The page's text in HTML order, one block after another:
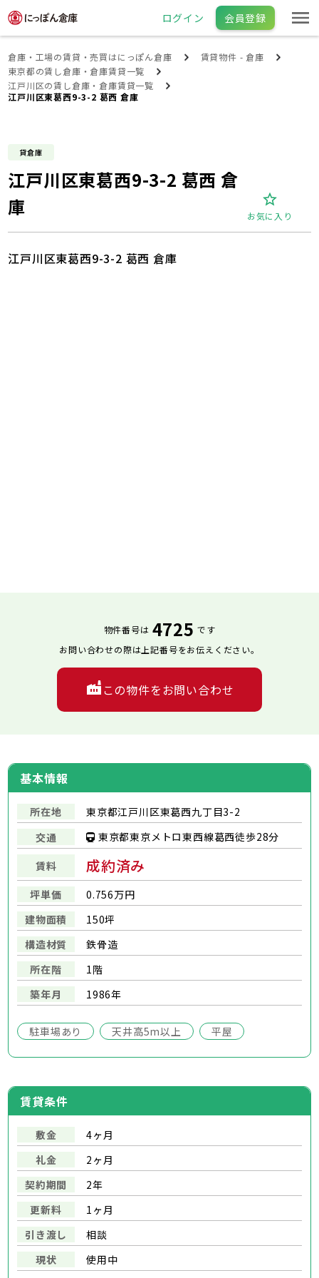
ログイン 会員登録
倉庫・工場の賃貸・売買はにっぽん倉庫
賃貸物件 - 倉庫
東京都の賃し倉庫・倉庫賃貸一覧
江戸川区の賃し倉庫・倉庫賃貸一覧
江戸川区東葛西9-3-2 葛西 倉庫
貸倉庫
江戸川区東葛西9-3-2 葛西 倉
庫
お気に入り
基本情報
所在地
東京都江戸川区東葛西九丁目3-2
交通
東京都東京メトロ東西線葛西徒歩28分
賃料 成約済み
坪単価
0.756万円
建物面積
150坪
構造材質
鉄骨造
所在階
1階
築年月
1986年
駐車場あり 天井高5m以上 平屋
江戸川区東葛西9-3-2 葛西 倉庫
物件番号は 4725 です
お問い合わせの際は上記番号をお伝えください。
この物件をお問い合わせ
賃貸条件
敷金
4ヶ月
礼金
2ヶ月
契約期間
2年
更新料
1ヶ月
引き渡し
相談
現状
使用中